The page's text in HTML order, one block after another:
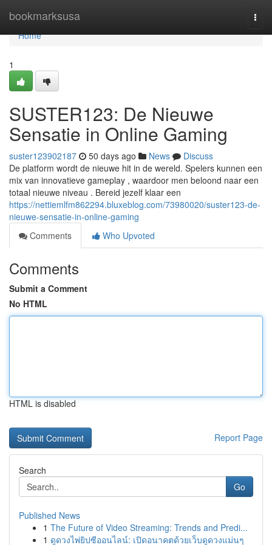
bookmarksusa
Home
Home
1
SUSTER123: De Nieuwe
Sensatie in Online Gaming
suster123902187 50 days ago News
Discuss
De platform wordt de nieuwe hit in de wereld. Spelers kunnen een
mix van innovatieve gameplay , waardoor men beloond naar een
totaal nieuwe niveau . Bereid jezelf klaar een
https://nettiemlfm862294.bluxeblog.com/73980020/suster123-de-
nieuwe-sensatie-in-online-gaming
Comments
Who Upvoted
Comments
Submit a Comment
No HTML
HTML is disabled
Report Page
Search
Go
Published News
1 The Future of Video Streaming: Trends and Predi...
1 ดูดวงไพ่ยิปซีออนไลน์: เปิดอนาคตด้วยเว็บดูดวงแม่นๆ